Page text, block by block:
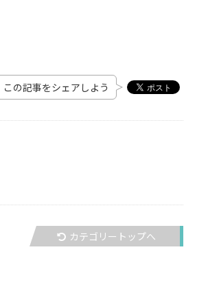
この記事をシェアしよう
カテゴリートップへ